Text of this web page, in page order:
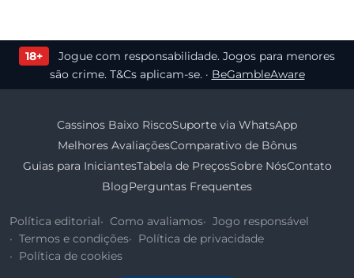
18+
Jogue com responsabilidade. Jogos para menores
são crime. T&Cs aplicam-se. · BeGambleAware
Cassinos Baixo RiscoSuporte via WhatsApp
Melhores AvaliaçõesComparativo de Bônus
Guias para IniciantesTabela de PreçosSobre NósContato
BlogPerguntas Frequentes
Política editorial Como avaliamos
Jogo responsável
Termos e condições
Política de privacidade
Política de cookies